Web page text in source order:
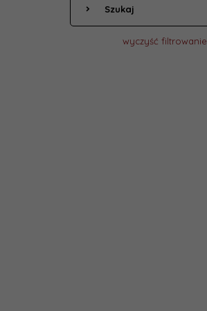
Szukaj
wyczyść filtrowanie